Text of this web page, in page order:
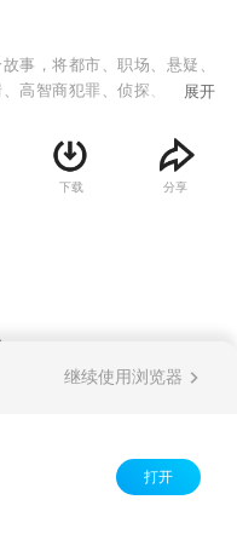
事，将都市、职场、悬疑、
高智商犯罪、侦探、穿越、
的元素融为一体，既不混乱
的叙事和拍摄手法，使之与
。说它是一部电视剧，更像
展开
下载 分享
继续使用浏览器
打开